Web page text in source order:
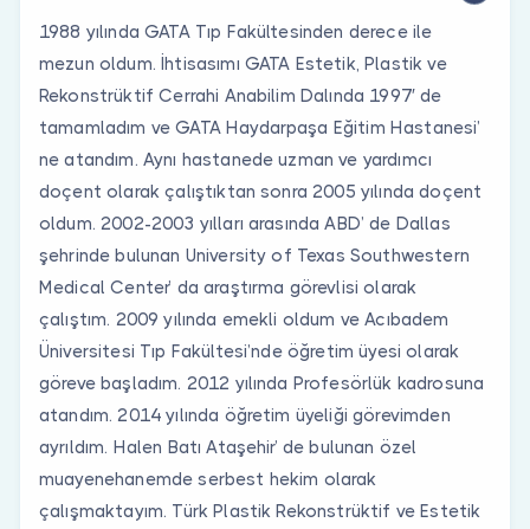
1988 yılında GATA Tıp Fakültesinden derece ile
mezun oldum. İhtisasımı GATA Estetik, Plastik ve
Rekonstrüktif Cerrahi Anabilim Dalında 1997′ de
tamamladım ve GATA Haydarpaşa Eğitim Hastanesi’
ne atandım. Aynı hastanede uzman ve yardımcı
doçent olarak çalıştıktan sonra 2005 yılında doçent
oldum. 2002-2003 yılları arasında ABD’ de Dallas
şehrinde bulunan University of Texas Southwestern
Medical Center’ da araştırma görevlisi olarak
çalıştım. 2009 yılında emekli oldum ve Acıbadem
Üniversitesi Tıp Fakültesi’nde öğretim üyesi olarak
göreve başladım. 2012 yılında Profesörlük kadrosuna
atandım. 2014 yılında öğretim üyeliği görevimden
ayrıldım. Halen Batı Ataşehir’ de bulunan özel
muayenehanemde serbest hekim olarak
çalışmaktayım. Türk Plastik Rekonstrüktif ve Estetik